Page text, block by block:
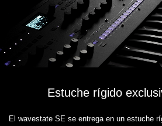
Estuche rígido
El wavestate SE se entrega en un estuche